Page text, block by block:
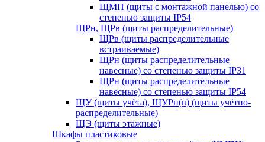
ЩМП (щиты с монтажной панелью) со
степенью защиты IP54
ЩРн, ЩРв (щиты распределительные)
ЩРв (щиты распределительные
встраиваемые)
ЩРн (щиты распределительные
навесные) со степенью защиты IP31
ЩРн (щиты распределительные
навесные) со степенью защиты IP54
ЩУ (щиты учёта), ЩУРн(в) (щиты учётно-
распределительные)
ЩЭ (щиты этажные)
Шкафы пластиковые